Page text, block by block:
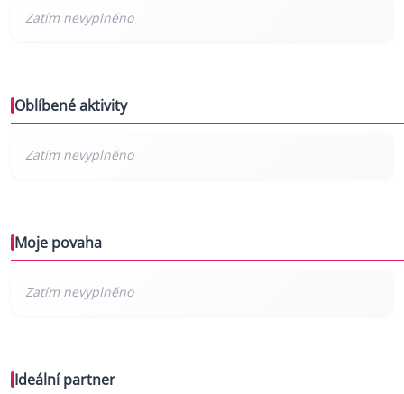
Oblíbené aktivity
Moje povaha
Ideální partner